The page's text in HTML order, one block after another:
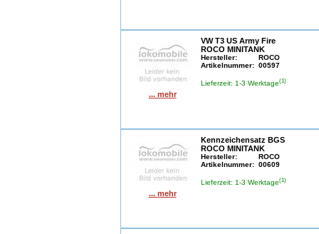
... mehr
VW T3 US Army Fire
ROCO MINITANK
Hersteller:
ROCO
Artikelnummer: 00597
Lieferzeit: 1-3 Werktage(1)
... mehr
Kennzeichensatz BGS
ROCO MINITANK
Hersteller:
ROCO
Artikelnummer: 00609
Lieferzeit: 1-3 Werktage(1)